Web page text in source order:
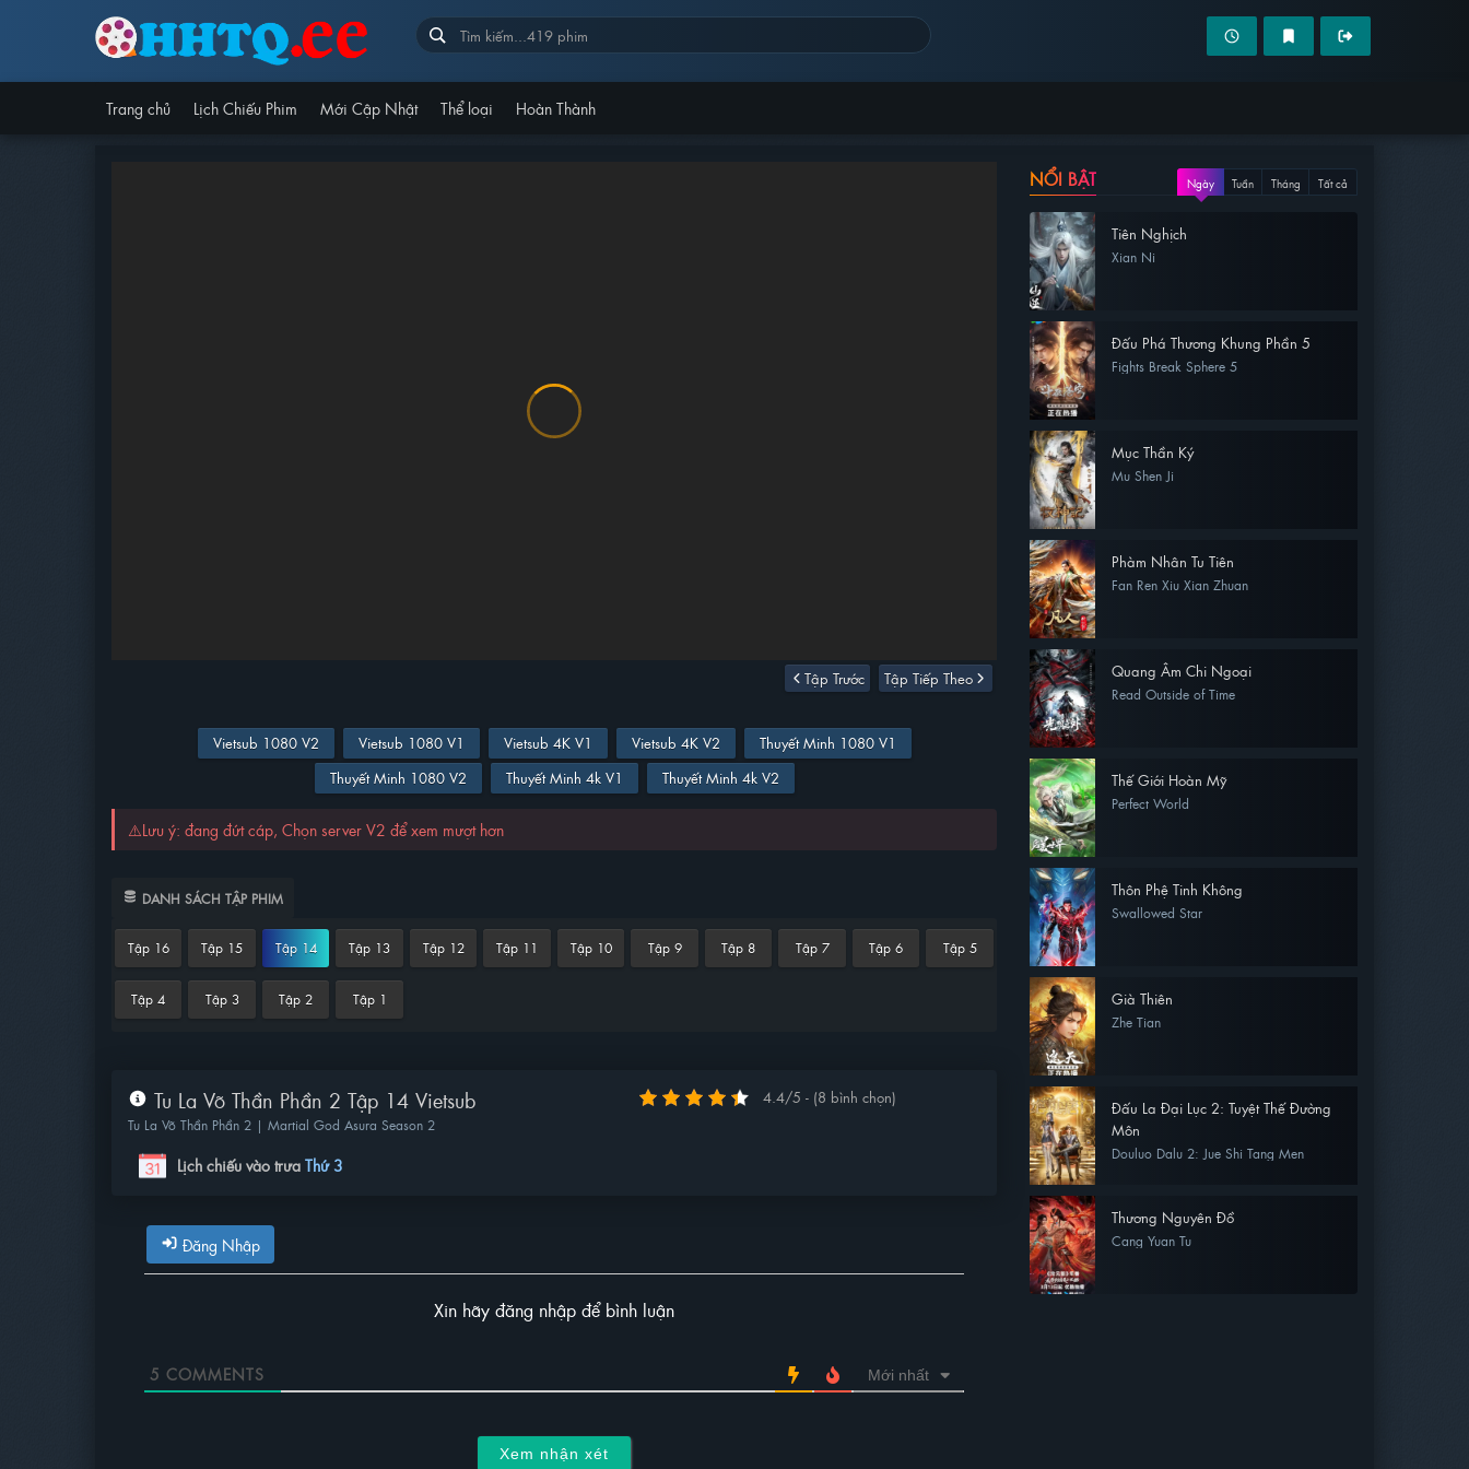
Trang chủ Lịch Chiếu Phim Mới Cập Nhật Thể loại Hoàn Thành
Tập Trước Tập Tiếp Theo
Vietsub 1080 V2 Vietsub 1080 V1 Vietsub 4K V1 Vietsub 4K V2
Thuyết Minh 1080 V1
Thuyết Minh 1080 V2
Thuyết Minh 4k V1 Thuyết Minh 4k V2
⚠️Lưu ý: đang đứt cáp, Chọn server V2 để xem mượt hơn
DANH SÁCH TẬP PHIM
Tập 16 Tập 15 Tập 14 Tập 13 Tập 12 Tập 11 Tập 10 Tập 9 Tập 8 Tập 7 Tập 6 Tập 5
Tập 4 Tập 3 Tập 2 Tập 1
Tu La Võ Thần Phần 2 Tập 14 Vietsub
Tu La Võ Thần Phần 2 | Martial God Asura Season 2
Lịch chiếu vào trưa Thứ 3
4.4/5 - (8 bình chọn)
Đăng Nhập
Xin hãy đăng nhập để bình luận
5 COMMENTS Mới nhất
Xem nhận xét
NỔI BẬT Ngày Tuần Tháng Tất cả
Tiên Nghịch
Xian Ni
Đấu Phá Thương Khung Phần 5
Fights Break Sphere 5
Mục Thần Ký
Mu Shen Ji
Phàm Nhân Tu Tiên
Fan Ren Xiu Xian Zhuan
Quang Âm Chi Ngoại
Read Outside of Time
Thế Giới Hoàn Mỹ
Perfect World
Thôn Phệ Tinh Không
Swallowed Star
Già Thiên
Zhe Tian
Đấu La Đại Lục 2: Tuyệt Thế Đường
Môn
Douluo Dalu 2: Jue Shi Tang Men
Thương Nguyên Đồ
Cang Yuan Tu